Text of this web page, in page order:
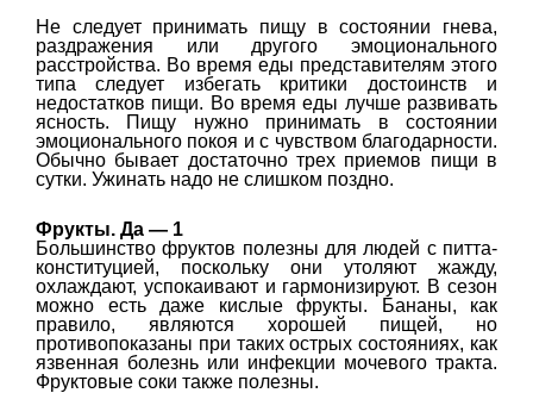
Не следует принимать пищу в состоянии гнева,
раздражения или другого эмоционального
расстройства. Во время еды представителям этого
типа следует избегать критики достоинств и
недостатков пищи. Во время еды лучше развивать
ясность. Пищу нужно принимать в состоянии
эмоционального покоя и с чувством благодарности.
Обычно бывает достаточно трех приемов пищи в
сутки. Ужинать надо не слишком поздно.
Фрукты. Да — 1
Большинство фруктов полезны для людей с питта-
конституцией, поскольку они утоляют жажду,
охлаждают, успокаивают и гармонизируют. В сезон
можно есть даже кислые фрукты. Бананы, как
правило, являются хорошей пищей, но
противопоказаны при таких острых состояниях, как
язвенная болезнь или инфекции мочевого тракта.
Фруктовые соки также полезны.